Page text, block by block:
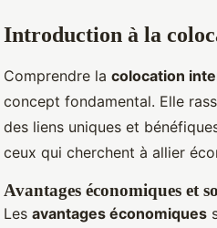
Introduction à la
Comprendre la colocation
concept fondamental. Elle
des liens uniques et
ceux qui cherchent à allier
Avantages économiques et
Les avantages économiques